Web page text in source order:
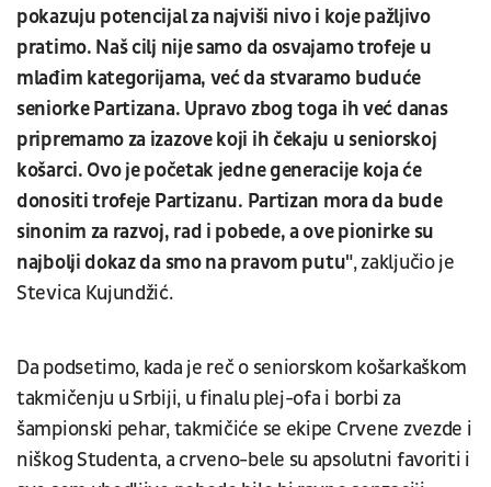
pokazuju potencijal za najviši nivo i koje pažljivo
pratimo. Naš cilj nije samo da osvajamo trofeje u
mlađim kategorijama, već da stvaramo buduće
seniorke Partizana. Upravo zbog toga ih već danas
pripremamo za izazove koji ih čekaju u seniorskoj
košarci. Ovo je početak jedne generacije koja će
donositi trofeje Partizanu. Partizan mora da bude
sinonim za razvoj, rad i pobede, a ove pionirke su
najbolji dokaz da smo na pravom putu", zaključio je
Stevica Kujundžić.
Da podsetimo, kada je reč o seniorskom košarkaškom
takmičenju u Srbiji, u finalu plej-ofa i borbi za
šampionski pehar, takmičiće se ekipe Crvene zvezde i
niškog Studenta, a crveno-bele su apsolutni favoriti i